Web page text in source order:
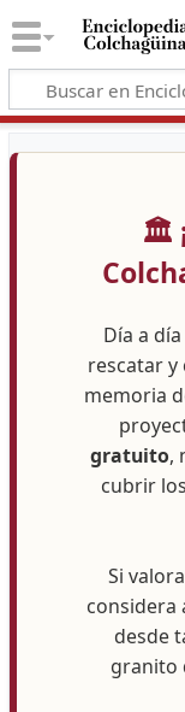
🏛️
Día a
rescatar
memoria
gratuito,
cubrir
Si
considera
desde
granito